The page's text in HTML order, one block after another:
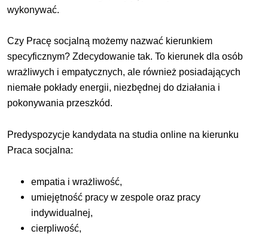
wykonywać.
Czy Pracę socjalną możemy nazwać kierunkiem
specyficznym? Zdecydowanie tak. To kierunek dla osób
wrażliwych i empatycznych, ale również posiadających
niemałe pokłady energii, niezbędnej do działania i
pokonywania przeszkód.
Predyspozycje kandydata na studia online na kierunku
Praca socjalna:
empatia i wrażliwość,
umiejętność pracy w zespole oraz pracy
indywidualnej,
cierpliwość,